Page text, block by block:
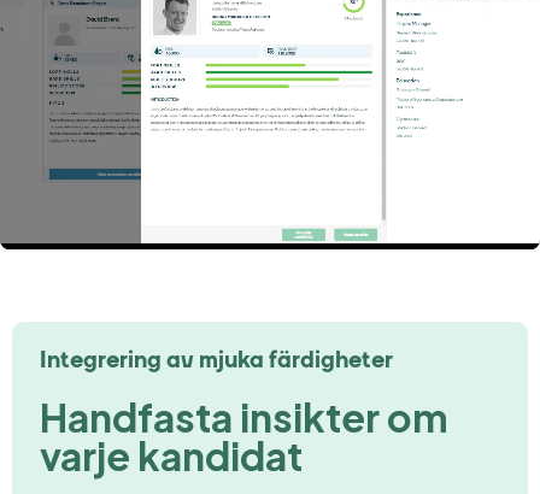
Integrering av mjuka färdigheter
Handfasta insikter om
varje kandidat